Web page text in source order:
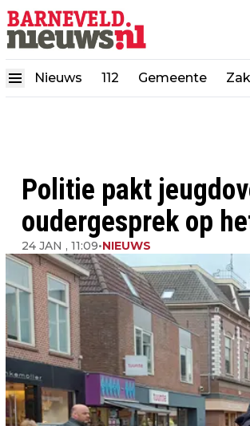
Nieuws 112 Gemeente
Politie pakt
oudergesprek op
24 JAN , 11:09•NIEUWS